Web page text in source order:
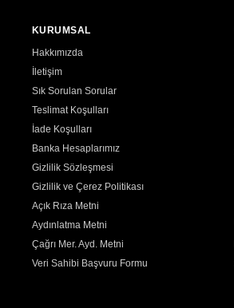
KURUMSAL
Hakkımızda
İletişim
Sık Sorulan Sorular
Teslimat Koşulları
İade Koşulları
Banka Hesaplarımız
Gizlilik Sözleşmesi
Gizlilik ve Çerez Politikası
Açık Rıza Metni
Aydınlatma Metni
Çağrı Mer. Ayd. Metni
Veri Sahibi Başvuru Formu